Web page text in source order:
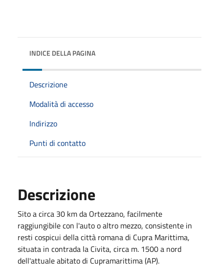
INDICE DELLA PAGINA
Descrizione
Modalità di accesso
Indirizzo
Punti di contatto
Descrizione
Sito a circa 30 km da Ortezzano, facilmente
raggiungibile con l'auto o altro mezzo, consistente in
resti cospicui della città romana di Cupra Marittima,
situata in contrada la Civita, circa m. 1500 a nord
dell'attuale abitato di Cupramarittima (AP).